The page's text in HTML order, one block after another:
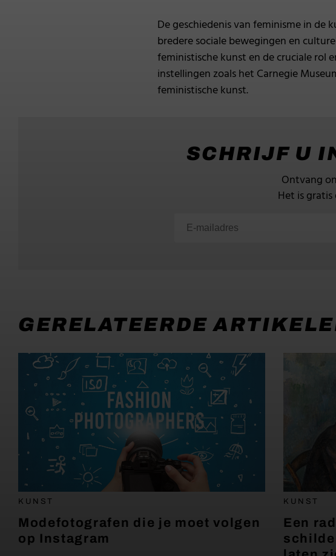
De geschiedenis van feminisme in de
bredere sociale bewegingen en
feministische kunst en de cruciale rol
instellingen zoals het Carnegie
feministische kunst.
SCHRIJF U
Ontvang
Het is
GERELATEERDE
KUNST
Modefotografen die je moet volgen
op Instagram
KUNST
Een